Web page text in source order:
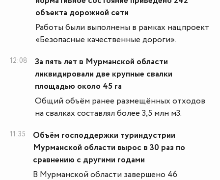
объекта дорожной сети
Работы были выполнены в рамках нацпроект
«Безопасные качественные дороги».
12:08
За пять лет в Мурманской области
ликвидировали две крупные свалки
площадью около 45 га
Общий объём ранее размещённых отходов
на свалках составлял более 3,5 млн м3.
11:35
Объём господдержки туриндустрии
Мурманской области вырос в 30 раз по
сравнению с другими годами
В Мурманской области завершено 46